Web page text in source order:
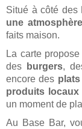
Situé à côté des
une
faits maison.
La carte
des
burgers,
encore des
produits locaux
un moment de
Au Base Bar,